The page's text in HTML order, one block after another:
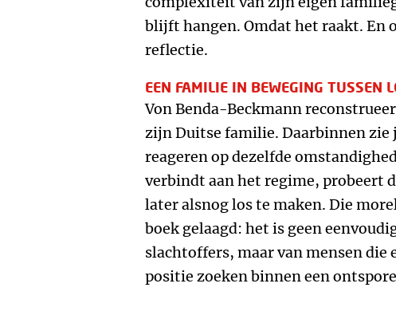
blijft hangen. Omdat het raakt.
reflectie.
EEN FAMILIE IN BEWEGING TUSSEN
Von Benda-Beckmann
zijn Duitse familie. Daarbinnen zie
reageren op dezelfde
verbindt aan het regime, probeert
later alsnog los te maken. Die
boek gelaagd: het is geen
slachtoffers, maar van mensen die
positie zoeken binnen een